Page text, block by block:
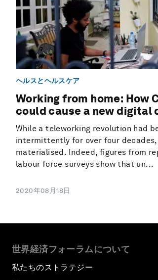
ヘルスとヘルスケア
Working from home: How
could cause a new digital
While a teleworking revolution had
intermittently for over four
materialised. Indeed, figures from
labour force surveys show that un...
2020年08月18日
世界経済フォーラムについて
私たちのストラテジー